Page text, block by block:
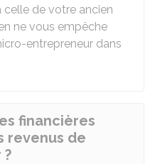
de votre ancien
ne vous empêche
entrepreneur dans
financières
revenus de